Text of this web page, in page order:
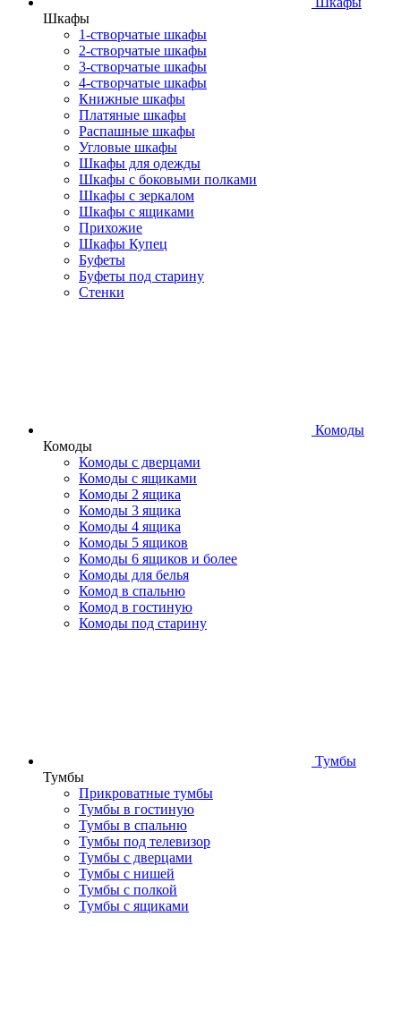
Шкафы
1-створчатые шкафы
2-створчатые шкафы
3-створчатые шкафы
4-створчатые шкафы
Книжные шкафы
Платяные шкафы
Распашные шкафы
Угловые шкафы
Шкафы для одежды
Шкафы с боковыми полками
Шкафы с зеркалом
Шкафы с ящиками
Прихожие
Шкафы Купец
Буфеты
Буфеты под старину
Стенки
Комоды
Комоды
Комоды с дверцами
Комоды с ящиками
Комоды 2 ящика
Комоды 3 ящика
Комоды 4 ящика
Комоды 5 ящиков
Комоды 6 ящиков и более
Комоды для белья
Комод в спальню
Комод в гостиную
Комоды под старину
Тумбы
Тумбы
Прикроватные тумбы
Тумбы в гостиную
Тумбы в спальню
Тумбы под телевизор
Тумбы с дверцами
Тумбы с нишей
Тумбы с полкой
Тумбы с ящиками